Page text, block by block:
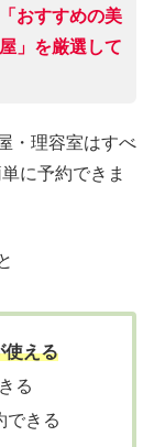
「おすすめの美
」を厳選して
・理容室はすべ
に予約できま
使える
る
できる